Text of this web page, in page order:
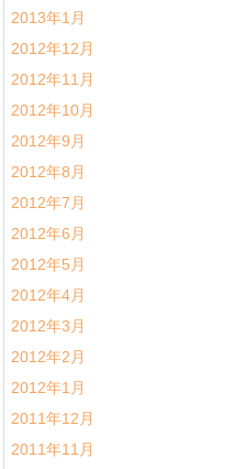
2013年1月
2012年12月
2012年11月
2012年10月
2012年9月
2012年8月
2012年7月
2012年6月
2012年5月
2012年4月
2012年3月
2012年2月
2012年1月
2011年12月
2011年11月